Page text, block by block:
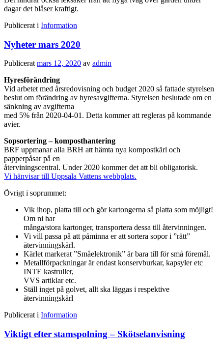
dagar det blåser kraftigt.
Publicerat i Information
Nyheter mars 2020
Publicerat mars 12, 2020 av admin
Hyresförändring
Vid arbetet med årsredovisning och budget 2020 så fattade styrelsen
beslut om förändring av hyresavgifterna. Styrelsen beslutade om en
sänkning av avgifterna
med 5% från 2020-04-01. Detta kommer att regleras på kommande
avier.
Sopsortering – komposthantering
BRF uppmanar alla BRH att hämta nya kompostkärl och
papperpåsar på en
återviningscentral. Under 2020 kommer det att bli obligatorisk.
Vi hänvisar till Uppsala Vattens webbplats.
Övrigt i soprummet:
Vik ihop, platta till och gör kartongerna så platta som möjligt!
Om ni har
många/stora kartonger, transportera dessa till återvinningen.
Vi vill passa på att påminna er att sortera sopor i ”rätt”
återvinningskärl.
Kärlet markerat ”Småelektronik” är bara till för små föremål.
Metallförpackningar är endast konservburkar, kapsyler etc
INTE kastruller,
VVS artiklar etc.
Ställ inget på golvet, allt ska läggas i respektive
återvinningskärl
Publicerat i Information
Viktigt efter stamspolning – Skötselanvisning